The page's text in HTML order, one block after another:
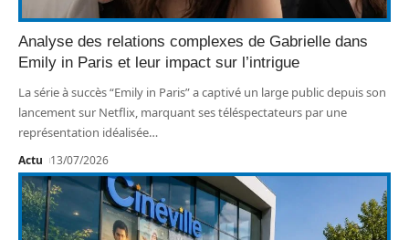
Analyse des relations complexes de Gabrielle dans
Emily in Paris et leur impact sur l’intrigue
La série à succès “Emily in Paris” a captivé un large public depuis son
lancement sur Netflix, marquant ses téléspectateurs par une
représentation idéalisée…
Actu 13/07/2026